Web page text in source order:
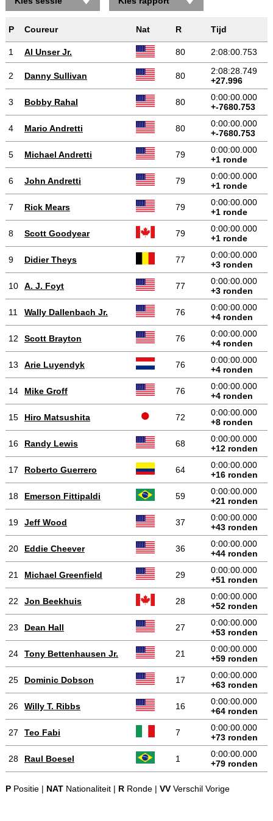
P Coureur Nat R Tijd
1 Al Unser Jr. 80 2:08:00.753
2 Danny Sullivan 80
2:08:28.749
+27.996
3 Bobby Rahal 80
0:00:00.000
+-7680.753
4 Mario Andretti 80
0:00:00.000
+-7680.753
5 Michael Andretti 79
0:00:00.000
+1 ronde
6 John Andretti 79
0:00:00.000
+1 ronde
7 Rick Mears 79
0:00:00.000
+1 ronde
8 Scott Goodyear 79
0:00:00.000
+1 ronde
9 Didier Theys 77
0:00:00.000
+3 ronden
10 A. J. Foyt 77
0:00:00.000
+3 ronden
11 Wally Dallenbach Jr. 76
0:00:00.000
+4 ronden
12 Scott Brayton 76
0:00:00.000
+4 ronden
13 Arie Luyendyk 76
0:00:00.000
+4 ronden
14 Mike Groff 76
0:00:00.000
+4 ronden
15 Hiro Matsushita 72
0:00:00.000
+8 ronden
16 Randy Lewis 68
0:00:00.000
+12 ronden
17 Roberto Guerrero 64
0:00:00.000
+16 ronden
18 Emerson Fittipaldi 59
0:00:00.000
+21 ronden
19 Jeff Wood 37
0:00:00.000
+43 ronden
20 Eddie Cheever 36
0:00:00.000
+44 ronden
21 Michael Greenfield 29
0:00:00.000
+51 ronden
22 Jon Beekhuis 28
0:00:00.000
+52 ronden
23 Dean Hall 27
0:00:00.000
+53 ronden
24 Tony Bettenhausen Jr. 21
0:00:00.000
+59 ronden
25 Dominic Dobson 17
0:00:00.000
+63 ronden
26 Willy T. Ribbs 16
0:00:00.000
+64 ronden
27 Teo Fabi 7
0:00:00.000
+73 ronden
28 Raul Boesel 1
0:00:00.000
+79 ronden
PPositie | NATNationaliteit | RRonde | VVVerschil Vorige